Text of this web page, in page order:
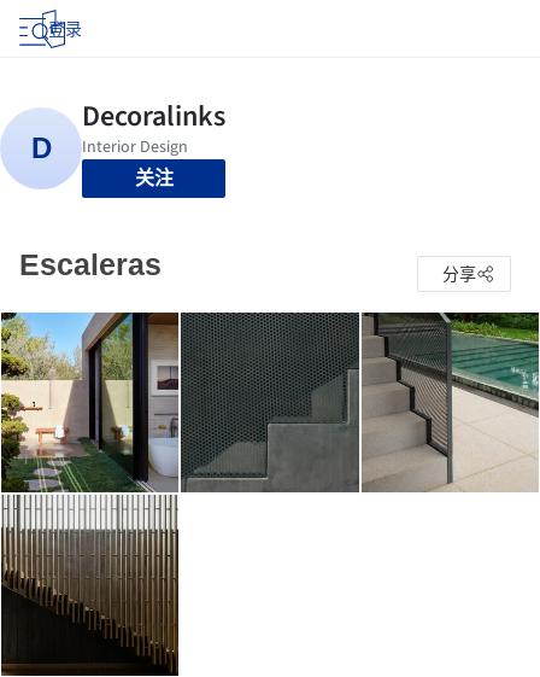
登录
关注
Escaleras 分享